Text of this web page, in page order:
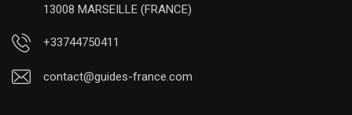
13008 MARSEILLE (FRANCE)
+33744750411
contact@guides-france.com